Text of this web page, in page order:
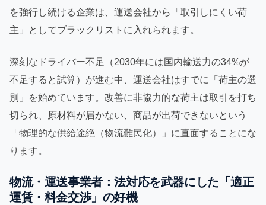
を強行し続ける企業は、運送会社から「取引しにくい荷
主」としてブラックリストに入れられます。
深刻なドライバー不足（2030年には国内輸送力の34%が
不足すると試算）が進む中、運送会社はすでに「荷主の選
別」を始めています。改善に非協力的な荷主は取引を打ち
切られ、原材料が届かない、商品が出荷できないという
「物理的な供給途絶（物流難民化）」に直面することにな
ります。
物流・運送事業者：法対応を武器にした「適正
運賃・料金交渉」の好機